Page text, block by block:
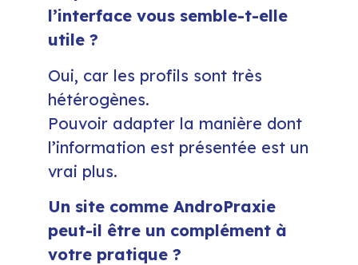
l’interface vous semble-t-elle
utile ?
Oui, car les profils sont très
hétérogènes.
Pouvoir adapter la manière dont
l’information est présentée est un
vrai plus.
Un site comme AndroPraxie
peut-il être un complément à
votre pratique ?